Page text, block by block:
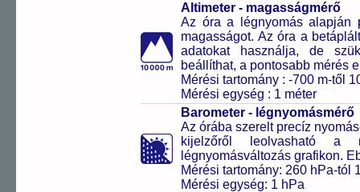
Altimeter - magasságmérő
Az óra a légnyomás alapján
magasságot. Az óra a
adatokat használja, de
beállíthat, a pontosabb mérés
Mérési tartomány : -700 m-től
Mérési egység : 1 méter
Barometer - légnyomásmérő
Az órába szerelt precíz
kijelzőről leolvasható a
légnyomásváltozás grafikon.
Mérési tartomány: 260 hPa-tól
Mérési egység: 1 hPa